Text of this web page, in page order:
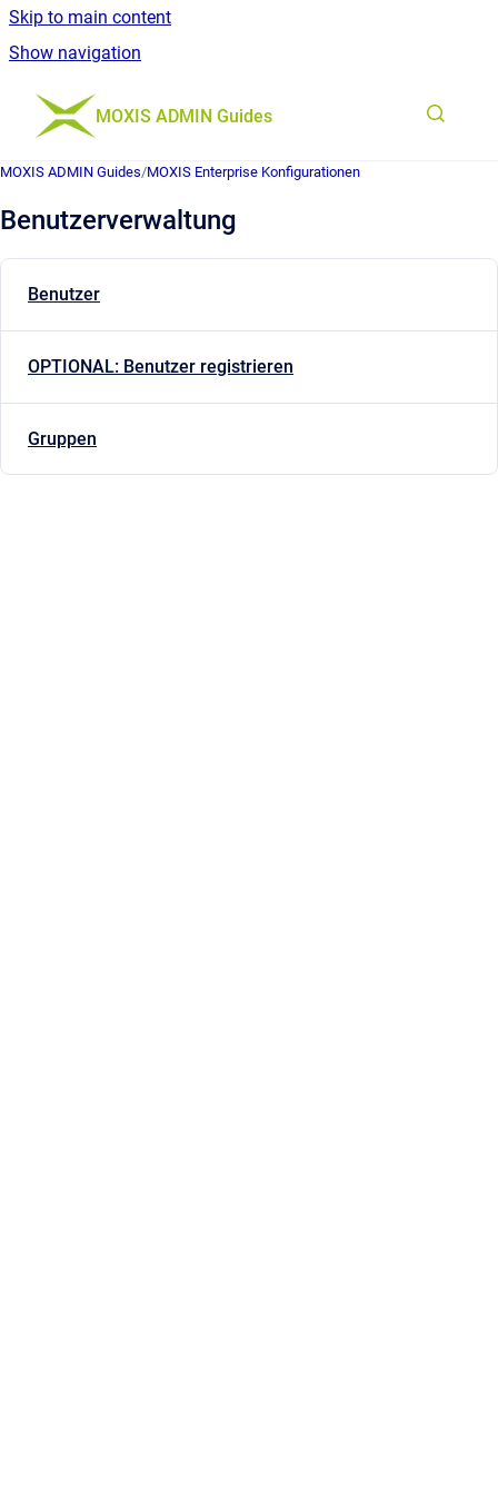
Skip to main content
Show navigation
Go to homepage
MOXIS ADMIN Guides
MOXIS ADMIN Guides/MOXIS Enterprise Konfigurationen
Benutzerverwaltung
Benutzer
OPTIONAL: Benutzer registrieren
Gruppen